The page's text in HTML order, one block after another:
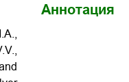
Аннотация